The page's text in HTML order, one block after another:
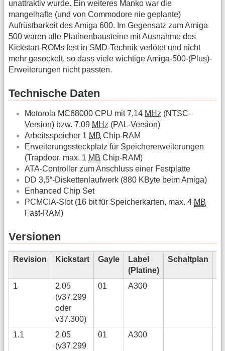
unattraktiv wurde. Ein weiteres Manko war die
mangelhafte (und von Commodore nie geplante)
Aufrüstbarkeit des Amiga 600. Im Gegensatz zum Amiga
500 waren alle Platinenbausteine mit Ausnahme des
Kickstart-ROMs fest in SMD-Technik verlötet und nicht
mehr gesockelt, so dass viele wichtige Amiga-500-(Plus)-
Erweiterungen nicht passten.
Technische Daten
Motorola MC68000 CPU mit 7,14 MHz (NTSC-
Version) bzw. 7,09 MHz (PAL-Version)
Arbeitsspeicher 1 MB Chip-RAM
Erweiterungssteckplatz für Speichererweiterungen
(Trapdoor, max. 1 MB Chip-RAM)
ATA-Controller zum Anschluss einer Festplatte
DD 3,5“-Diskettenlaufwerk (880 KByte beim Amiga)
Enhanced Chip Set
PCMCIA-Slot (16 bit für Speicherkarten, max. 4 MB
Fast-RAM)
Versionen
Revision Kickstart Gayle
Label
(Platine)
Schaltplan
1
2.05
(v37.299
oder
v37.300)
01 A300
1.1
2.05
(v37.299
01 A300